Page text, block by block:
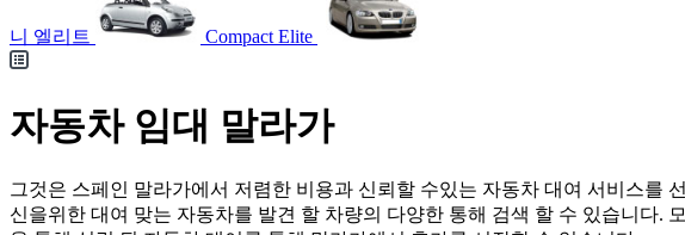
니 엘리트 Compact Elite
자동차 임대 말라가
그것은 스페인 말라가에서 저렴한 비용과 신뢰할 수있는 자동차 대여 서비스를
신을위한 대여 맞는 자동차를 발견 할 차량의 다양한 통해 검색 할 수 있습니다.